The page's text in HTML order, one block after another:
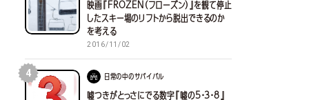
映画『FROZEN（フローズン）』を観て停止
したスキー場のリフトから脱出できるのか
を考える
2016/11/02
4 日常の中のサバイバル
嘘つきがとっさにでる数字『嘘の5・3・8』